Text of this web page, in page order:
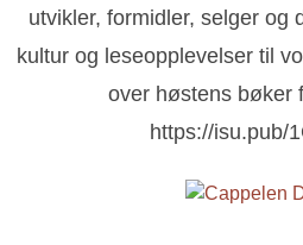
utvikler, formidler, selger og
kultur og leseopplevelser til
over høstens bøker
https://isu.pub/